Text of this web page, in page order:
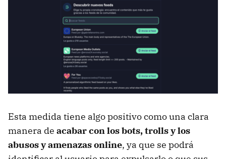
Esta medida tiene algo positivo como una clara
manera de acabar con los bots, trolls y los
abusos y amenazas online, ya que se podrá